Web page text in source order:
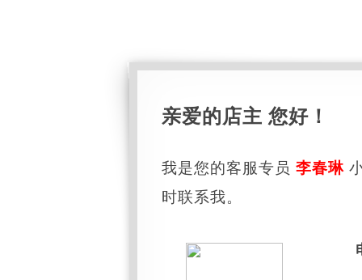
亲爱的店主 您好！
我是您的客服专员 李春琳
时联系我。